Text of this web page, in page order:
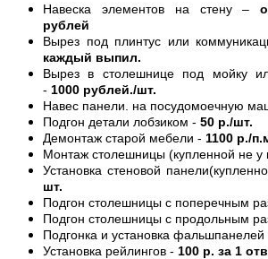
Навеска элементов на стену –
рублей
Вырез под плинтус или
каждый выпил.
Вырез в столешнице под мойку
- 1000 рублей./шт.
Навес панели. на посудомоечную
Подгон детали лобзиком - 50 р./шт.
Демонтаж старой мебели - 1100 р./
Монтаж столешницы (купленной не у
Установка стеновой
шт.
Подгон столешницы с поперечным
Подгон столешницы с продольным
Подгонка и установка фальшпанелей
Установка рейлингов - 100 р. за 1